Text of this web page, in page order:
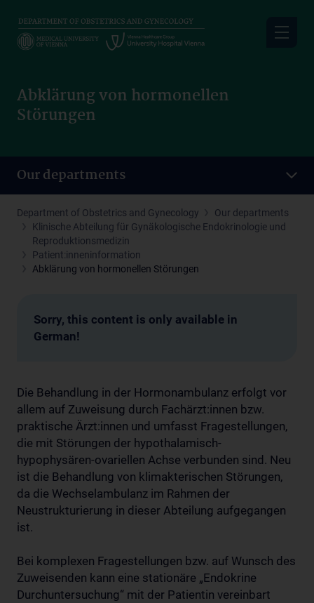
main
Abklärung von hormonellen
Störungen
Our departments
Department of Obstetrics and Gynecology
Our departments
Klinische Abteilung für Gynäkologische Endokrinologie und
Reproduktionsmedizin
Patient:inneninformation
Abklärung von hormonellen Störungen
Sorry, this content is only available in
German!
Die Behandlung in der Hormonambulanz erfolgt vor
allem auf Zuweisung durch Fachärzt:innen bzw.
praktische Ärzt:innen und umfasst Fragestellungen,
die mit Störungen der hypothalamisch-
hypophysären-ovariellen Achse verbunden sind. Neu
ist die Behandlung von klimakterischen Störungen,
da die Wechselambulanz im Rahmen der
Neustrukturierung in dieser Abteilung aufgegangen
ist.
Bei komplexen Fragestellungen bzw. auf Wunsch des
Zuweisenden kann eine stationäre „Endokrine
Durchuntersuchung“ mit der Patientin vereinbart